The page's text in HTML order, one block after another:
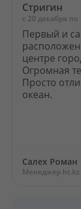
Стригин
c 20 декабря по
Первый и
центре
Огромная
Просто
океан.
Салех Роман
Менеджер ht.kz